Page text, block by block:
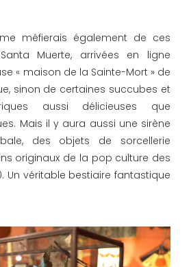
méfierais également de ces
Muerte, arrivées en ligne
« maison de la Sainte-Mort » de
sinon de certaines succubes et
aussi délicieuses que
Mais il y aura aussi une sirène
des objets de sorcellerie
originaux de la pop culture des
Un véritable bestiaire fantastique